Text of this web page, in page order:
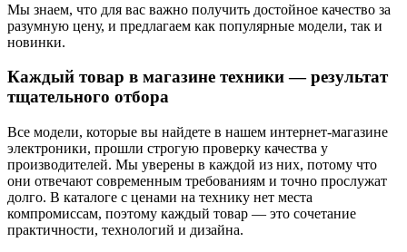
Мы знаем, что для вас важно получить достойное качество за
разумную цену, и предлагаем как популярные модели, так и
новинки.
Каждый товар в магазине техники — результат
тщательного отбора
Все модели, которые вы найдете в нашем интернет-магазине
электроники, прошли строгую проверку качества у
производителей. Мы уверены в каждой из них, потому что
они отвечают современным требованиям и точно прослужат
долго. В каталоге с ценами на технику нет места
компромиссам, поэтому каждый товар — это сочетание
практичности, технологий и дизайна.